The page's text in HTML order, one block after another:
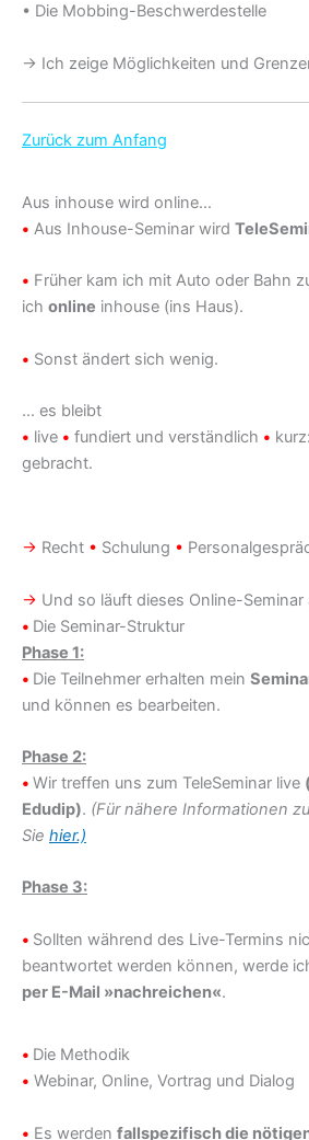
• Die Mobbing-Beschwerdestelle
→ Ich zeige Möglichkeiten und
Zurück zum Anfang
Aus inhouse wird online…
• Aus Inhouse-Seminar wird
• Früher kam ich mit Auto oder Bahn
ich online inhouse (ins Haus).
• Sonst ändert sich wenig.
… es bleibt
• live • fundiert und verständlich •
gebracht.
→ Recht • Schulung •
→ Und so läuft dieses Online-Seminar
• Die Seminar-Struktur
Phase 1:
• Die Teilnehmer erhalten mein
und können es bearbeiten.
Phase 2:
• Wir treffen uns zum TeleSeminar live
Edudip). (Für nähere Informationen
Sie hier.)
Phase 3:
• Sollten während des Live-Termins
beantwortet werden können, werde
per E-Mail »nachreichen«.
• Die Methodik
• Webinar, Online, Vortrag und Dialog
• Es werden fallspezifisch die